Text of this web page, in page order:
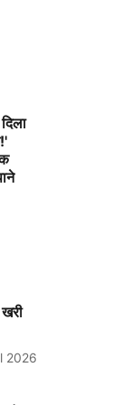
खरी
2026